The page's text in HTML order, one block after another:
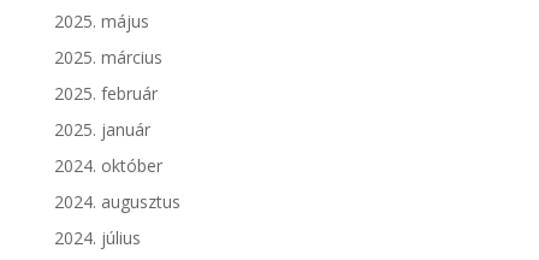
2025. május
2025. március
2025. február
2025. január
2024. október
2024. augusztus
2024. július